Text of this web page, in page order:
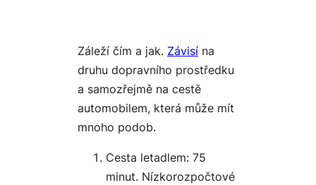
Záleží čím a jak. Závisí na
druhu dopravního prostředku
a samozřejmě na cestě
automobilem, která může mít
mnoho podob.
Cesta letadlem: 75
minut. Nízkorozpočtové